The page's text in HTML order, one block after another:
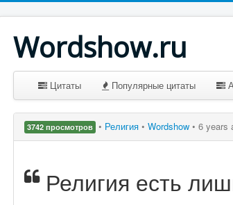
Wordshow.ru
Цитаты Популярные цитаты
3742 просмотров • Религия • Wordshow • 6 years
Религия есть